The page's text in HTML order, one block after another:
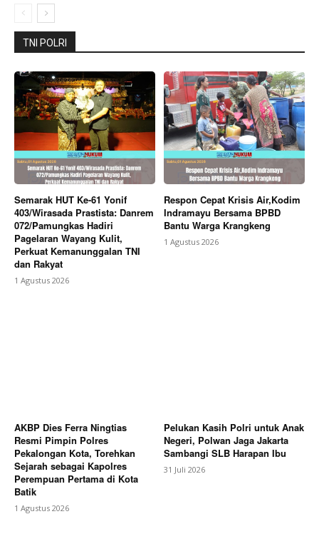
TNI POLRI
Semarak HUT Ke-61 Yonif
403/Wirasada Prastista: Danrem
072/Pamungkas Hadiri
Pagelaran Wayang Kulit,
Perkuat Kemanunggalan TNI
dan Rakyat
1 Agustus 2026
Respon Cepat Krisis Air,Kodim
Indramayu Bersama BPBD
Bantu Warga Krangkeng
1 Agustus 2026
AKBP Dies Ferra Ningtias
Resmi Pimpin Polres
Pekalongan Kota, Torehkan
Sejarah sebagai Kapolres
Perempuan Pertama di Kota
Batik
1 Agustus 2026
Pelukan Kasih Polri untuk Anak
Negeri, Polwan Jaga Jakarta
Sambangi SLB Harapan Ibu
31 Juli 2026